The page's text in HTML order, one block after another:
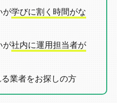
が学びに割く時間がな
が社内に運用担当者が
業者をお探しの方